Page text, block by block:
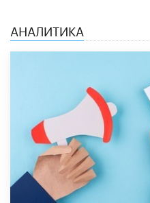
АНАЛИТИКА